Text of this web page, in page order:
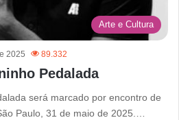
Arte e Cultura
2025 89.332
Pedalada
será marcado por encontro de
Paulo, 31 de maio de 2025.…